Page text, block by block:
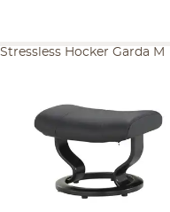
Stressless Hocker Garda M